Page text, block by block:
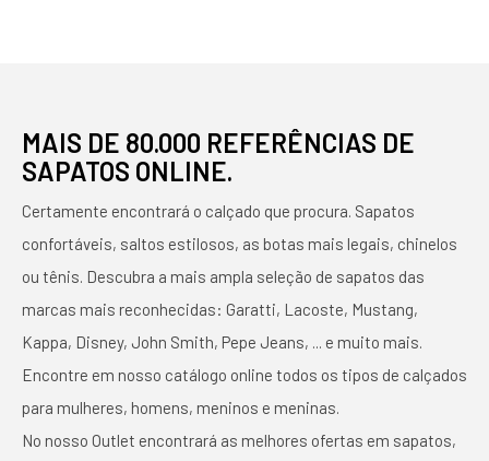
MAIS DE 80.000 REFERÊNCIAS DE
SAPATOS ONLINE.
Certamente encontrará o calçado que procura. Sapatos
confortáveis, saltos estilosos, as botas mais legais, chinelos
ou tênis. Descubra a mais ampla seleção de sapatos das
marcas mais reconhecidas: Garatti, Lacoste, Mustang,
Kappa, Disney, John Smith, Pepe Jeans, ... e muito mais.
Encontre em nosso catálogo online todos os tipos de calçados
para mulheres, homens, meninos e meninas.
No nosso Outlet encontrará as melhores ofertas em sapatos,